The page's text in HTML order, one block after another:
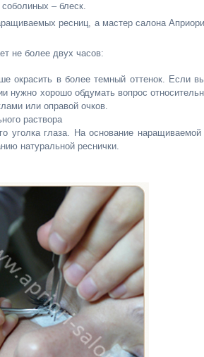
– блеск.
ресниц, а мастер салона
не более двух часов:
окрасить в более темный оттенок. Если
нужно хорошо обдумать вопрос
или оправой очков.
раствора
уголка глаза. На основание наращиваемой
натуральной реснички.